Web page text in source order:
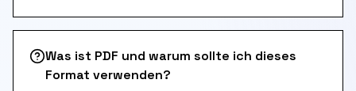
Was ist PDF und warum sollte ich dieses
Format verwenden?